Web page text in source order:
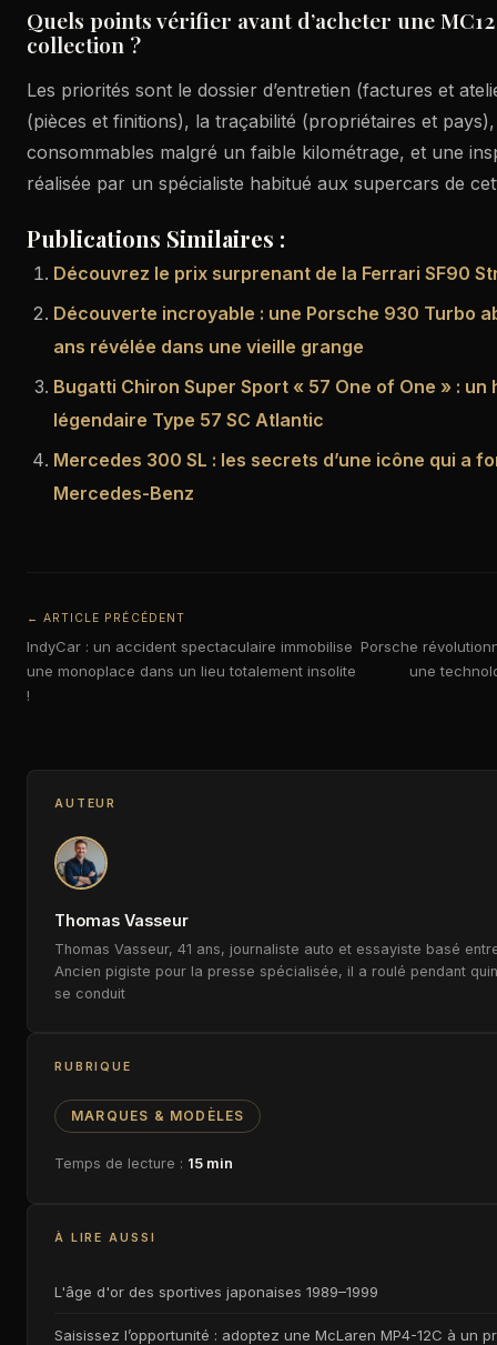
Quels points vérifier avant d’acheter une
collection ?
Les priorités sont le dossier d’entretien (factures et
(pièces et finitions), la traçabilité (propriétaires et pays),
consommables malgré un faible kilométrage, et une
réalisée par un spécialiste habitué aux supercars de
Publications Similaires :
Découvrez le prix surprenant de la Ferrari SF90
Découverte incroyable : une Porsche 930 Turbo
ans révélée dans une vieille grange
Bugatti Chiron Super Sport « 57 One of One » : un
légendaire Type 57 SC Atlantic
Mercedes 300 SL : les secrets d’une icône qui a
Mercedes-Benz
← ARTICLE PRÉCÉDENT
IndyCar : un accident spectaculaire immobilise
une monoplace dans un lieu totalement insolite
!
Porsche
une
AUTEUR
Thomas Vasseur
Thomas Vasseur, 41 ans, journaliste auto et essayiste basé
Ancien pigiste pour la presse spécialisée, il a roulé pendant
se conduit
RUBRIQUE
MARQUES & MODÈLES
Temps de lecture : 15 min
À LIRE AUSSI
L'âge d'or des sportives japonaises 1989–1999
Saisissez l’opportunité : adoptez une McLaren MP4-12C à un